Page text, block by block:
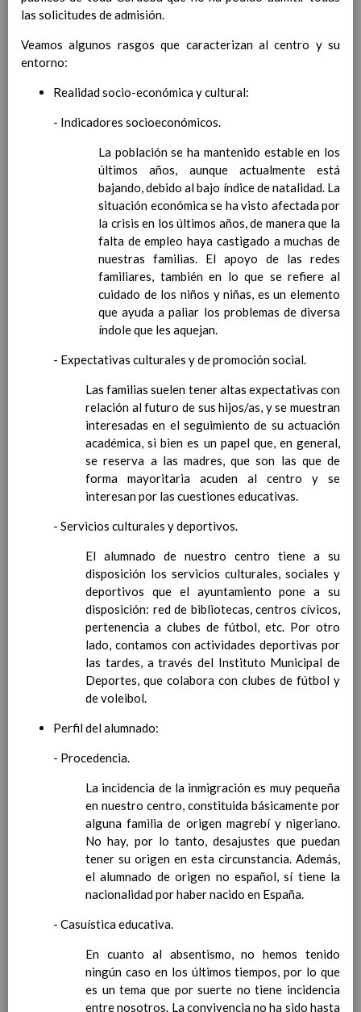
Proyecto curricular de ReligiÃ³n
CatÃ³lica en Segundo Ciclo de Infantil
Ãrea III: Lenguajes:
representaciÃ³n
Ãrea II: Conocimiento del
15 noviembre 2019
Ãrea I: Conocimiento de sÃ­
mismo y autonomÃ­a
personal
15 noviembre 2019
MetodologÃ­a 15 noviembre 2019
Recursos 15 noviembre 2019
EducaciÃ³n Primaria
CoordinaciÃ³n y concreciÃ³n curricular
Objetivos de la etapa
Ãrea de Lengua Castellana y
Literatura
Objetivos del Ã¡rea
las competencias clave
ConcreciÃ³n curricular
para la etapa. Perfiles de
Ã¡rea y de
competencias
En revisiÃ³n
Ãrea de MatemÃ¡ticas
Objetivos del Ã¡rea
ContribuciÃ³n del Ã¡rea a
ConcreciÃ³n curricular
para la etapa. Perfiles de
Ã¡rea y de
competencias
En revisiÃ³n
Ãrea de Lengua Extranjera
(inglÃ©s)
Objetivos del Ã¡rea
ContribuciÃ³n del Ã¡rea a
Ãrea de Ciencias de la
Naturaleza
Objetivos del Ã¡rea
ContribuciÃ³n del Ã¡rea a
las competencias clave
ConcreciÃ³n curricular
para la etapa. Perfiles de
Objetivos del Ã¡rea
ContribuciÃ³n del Ã¡rea a
las competencias clave
las solicitudes de admisión.
Veamos algunos rasgos que caracterizan al centro y su
entorno:
Realidad socio-económica y cultural:
- Indicadores socioeconómicos.
La población se ha mantenido estable en los
últimos años, aunque actualmente está
bajando, debido al bajo índice de natalidad. La
situación económica se ha visto afectada por
la crisis en los últimos años, de manera que la
falta de empleo haya castigado a muchas de
nuestras familias. El apoyo de las redes
familiares, también en lo que se refiere al
cuidado de los niños y niñas, es un elemento
que ayuda a paliar los problemas de diversa
índole que les aquejan.
- Expectativas culturales y de promoción social.
Las familias suelen tener altas expectativas con
relación al futuro de sus hijos/as, y se muestran
interesadas en el seguimiento de su actuación
académica, si bien es un papel que, en general,
se reserva a las madres, que son las que de
forma mayoritaria acuden al centro y se
interesan por las cuestiones educativas.
- Servicios culturales y deportivos.
El alumnado de nuestro centro tiene a su
disposición los servicios culturales, sociales y
deportivos que el ayuntamiento pone a su
disposición: red de bibliotecas, centros cívicos,
pertenencia a clubes de fútbol, etc. Por otro
lado, contamos con actividades deportivas por
las tardes, a través del Instituto Municipal de
Deportes, que colabora con clubes de fútbol y
de voleibol.
Perfil del alumnado:
- Procedencia.
La incidencia de la inmigración es muy pequeña
en nuestro centro, constituida básicamente por
alguna familia de origen magrebí y nigeriano.
No hay, por lo tanto, desajustes que puedan
tener su origen en esta circunstancia. Además,
el alumnado de origen no español, sí tiene la
nacionalidad por haber nacido en España.
- Casuística educativa.
En cuanto al absentismo, no hemos tenido
ningún caso en los últimos tiempos, por lo que
es un tema que por suerte no tiene incidencia
entre nosotros. La convivencia no ha sido hasta